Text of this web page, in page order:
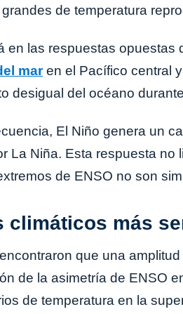
de temperatura
en las respuestas opuestas
maren el Pacífico central
desigual del océano
El Niño genera un
La Niña. Esta respuesta
de ENSO no son
climáticos más
que una
de la asimetría de ENSO
de temperatura en la